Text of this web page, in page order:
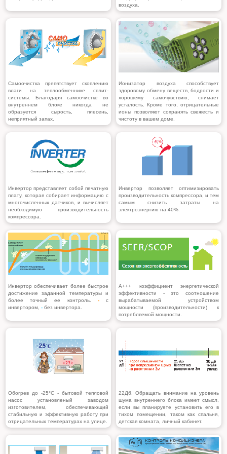
воздуха.
Самоочистка препятствует скоплению
влаги на теплообменнике сплит-
системы. Благодаря самоочистке во
внутреннем блоке никогда не
образуется сырость, плесень,
неприятный запах.
Ионизатор воздуха способствует
здоровому обмену веществ, бодрости и
хорошему самочувствию, снимает
усталость. Кроме того, отрицательные
ионы позволяют сохранять свежесть и
чистоту в вашем доме.
Инвертор представляет собой печатную
плату, которая собирает информацию с
многочисленных датчиков, и вычисляет
необходимую производительность
компрессора.
Инвертор позволяет оптимизировать
производительность компрессора, и тем
самым снизить затраты на
электроэнергию на 40%.
Инвертор обеспечивает более быстрое
достижение заданной температуры и
более точный ее контроль. -с
инвертором, - без инвертора.
A+++ коэффициент энергетической
эффективности - это соотношение
вырабатываемой устройством
мощности (производительности) к
потребляемой мощности.
Обогрев до -25°С - бытовой тепловой
насос установленый заводом
изготовителем, обеспечивающий
стабильную и эффективную работу при
отрицательных температурах на улице.
22Дб. Обращать внимание на уровень
шума внутреннего блока имеет смысл,
если вы планируете установить его в
тихом помещении, таком как спальня,
детская комната, личный кабинет.